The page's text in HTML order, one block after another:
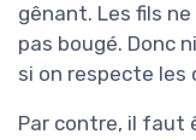
gênant. Les fils
pas bougé. Donc
si on respecte les
Par contre, il faut